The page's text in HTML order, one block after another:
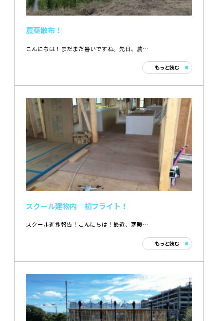
農薬散布！
こんにちは！まだまだ暑いですね。先日、農…
もっと読む
スクール建物内 初フライト！
スクール進捗報告！こんにちは！最近、寒暖…
もっと読む